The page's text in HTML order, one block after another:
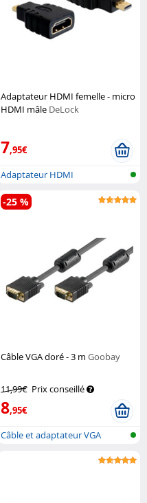
Adaptateur HDMI femelle - micro
HDMI mâle DeLock
7,95€
Adaptateur HDMI
Câble VGA doré - 3 mGoobay
11,99€ Prix conseillé
8,95€
-25 %
Câble et adaptateur VGA